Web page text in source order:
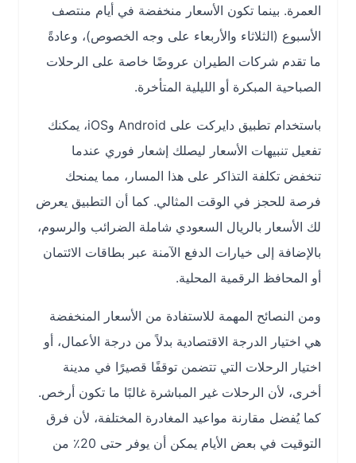
العمرة. بينما تكون الأسعار منخفضة في أيام منتصف
الأسبوع (الثلاثاء والأربعاء على وجه الخصوص)، وعادةً
ما تقدم شركات الطيران عروضًا خاصة على الرحلات
الصباحية المبكرة أو الليلية المتأخرة.
باستخدام تطبيق دايركت على Android وiOS، يمكنك
تفعيل تنبيهات الأسعار ليصلك إشعار فوري عندما
تنخفض تكلفة التذاكر على هذا المسار، مما يمنحك
فرصة للحجز في الوقت المثالي. كما أن التطبيق يعرض
لك الأسعار بالريال السعودي شاملة الضرائب والرسوم،
بالإضافة إلى خيارات الدفع الآمنة عبر بطاقات الائتمان
أو المحافظ الرقمية المحلية.
ومن النصائح المهمة للاستفادة من الأسعار المنخفضة
هي اختيار الدرجة الاقتصادية بدلاً من درجة الأعمال، أو
اختيار الرحلات التي تتضمن توقفًا قصيرًا في مدينة
أخرى، لأن الرحلات غير المباشرة غالبًا ما تكون أرخص.
كما يُفضل مقارنة مواعيد المغادرة المختلفة، لأن فرق
التوقيت في بعض الأيام يمكن أن يوفر حتى 20٪ من